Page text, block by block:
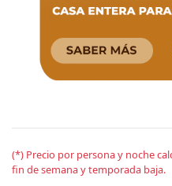
(*) Precio por persona y noche
fin de semana y temporada baja.